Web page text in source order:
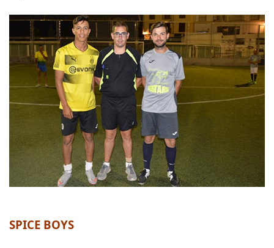
SPICE BOYS